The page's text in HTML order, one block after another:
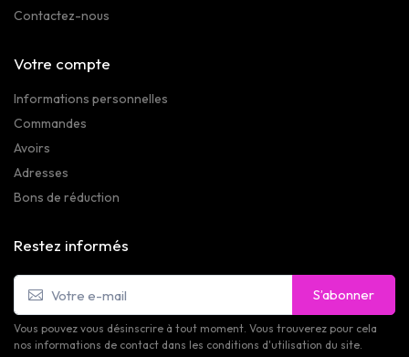
Contactez-nous
Votre compte
Informations personnelles
Commandes
Avoirs
Adresses
Bons de réduction
Restez informés
S’abonner
Vous pouvez vous désinscrire à tout moment. Vous trouverez pour cela
nos informations de contact dans les conditions d'utilisation du site.